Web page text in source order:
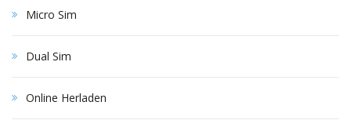
Micro Sim
Dual Sim
Online Herladen